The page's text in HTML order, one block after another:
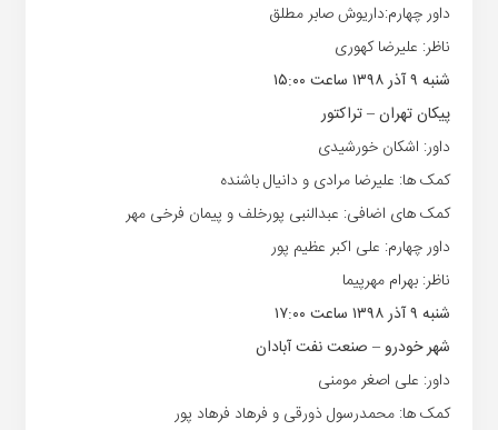
داور چهارم:داریوش صابر مطلق
ناظر: علیرضا کهوری
شنبه ۹ آذر ۱۳۹۸ ساعت ۱۵:۰۰
پیکان تهران – تراکتور
داور: اشکان خورشیدی
کمک ها: علیرضا مرادی و دانیال باشنده
کمک های اضافی: عبدالنبی پورخلف و پیمان فرخی مهر
داور چهارم: علی اکبر عظیم پور
ناظر: بهرام مهرپیما
شنبه ۹ آذر ۱۳۹۸ ساعت ۱۷:۰۰
شهر خودرو – صنعت نفت آبادان
داور: علی اصغر مومنی
کمک ها: محمدرسول ذورقی و فرهاد فرهاد پور